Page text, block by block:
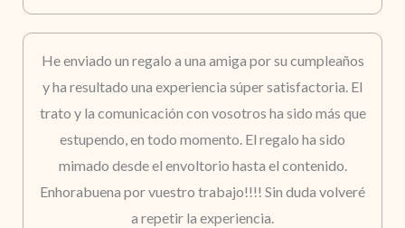
He enviado un regalo a una amiga por su cumpleaños
y ha resultado una experiencia súper satisfactoria. El
trato y la comunicación con vosotros ha sido más que
estupendo, en todo momento. El regalo ha sido
mimado desde el envoltorio hasta el contenido.
Enhorabuena por vuestro trabajo!!!! Sin duda volveré
a repetir la experiencia.